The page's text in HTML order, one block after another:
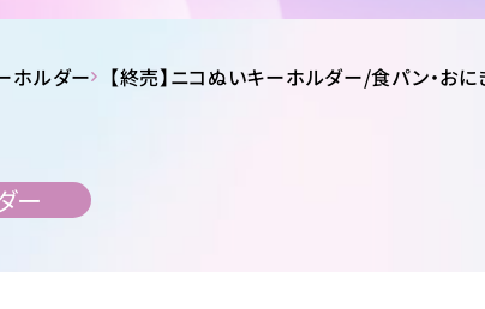
アイテム キャラ
ホルダー 【終売】ニコぬいキーホルダー/食パン・おに
ー